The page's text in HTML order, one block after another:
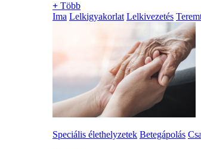
+ Több
Ima Lelkigyakorlat Lelkivezetés
Speciális élethelyzetek Betegápolás